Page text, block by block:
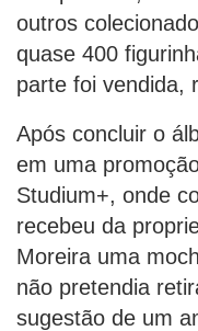
outros
quase 400
parte foi vendida,
Após concluir o
em uma
Studium+, onde
recebeu da
Moreira uma
não pretendia
sugestão de um